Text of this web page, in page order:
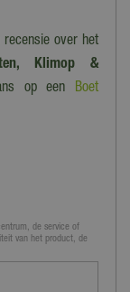
recensie over het
Klimop &
op een Boet
de service of
van het product, de